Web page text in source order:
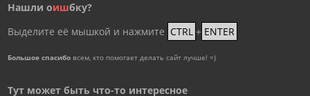
Нашли оишбку?
Выделите её мышкой и нажмите CTRL + ENTER
Большое спасибовсем, кто помогает делать сайт лучше! =)
Тут может быть что-то интересное